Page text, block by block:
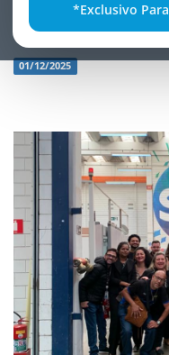
*Exclusivo
Visita ao SBT
01/12/2025